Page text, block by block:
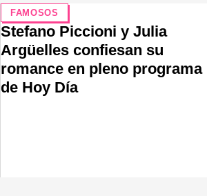
FAMOSOS
Stefano Piccioni y Julia
Argüelles confiesan su
romance en pleno programa
de Hoy Día